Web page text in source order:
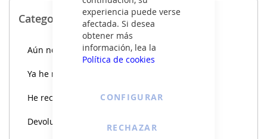
experiencia puede verse
afectada. Si desea
obtener más
información, lea la
Política de cookies
CONFIGURAR
RECHAZAR
Categories:
Aún no he comprado
Ya he realizado el pedido
He recibido mi pedido
Devoluciones